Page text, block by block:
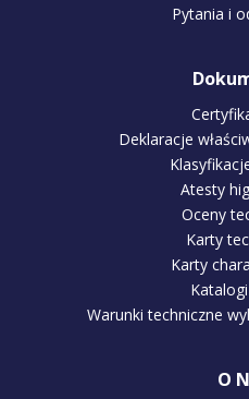
Pytania i
Deklaracje
Atesty
Oceny
Karty
Karty
Warunki techniczne
O